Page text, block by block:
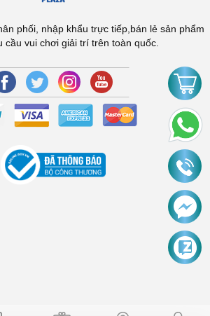
phối, nhập khẩu trực tiếp,bán lẻ sản phẩm
cầu vui chơi giải trí trên toàn quốc.